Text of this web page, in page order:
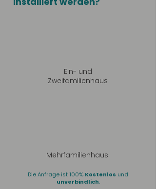
Ein- und
Zweifamilienhaus
Mehrfamilienhaus
Die Anfrage ist 100% Kostenlos und
unverbindlich.